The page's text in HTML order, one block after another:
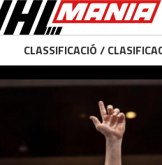
CLASSIFICACIÓ /